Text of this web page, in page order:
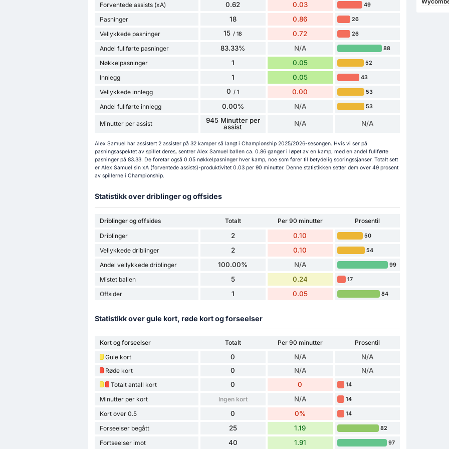
Forventede assists (xA) 0.62 0.03 49
Pasninger 18 0.86 26
Vellykkede pasninger 15 / 18 0.72 26
Andel fullførte pasninger 83.33% N/A 88
Nøkkelpasninger 1 0.05 52
Innlegg 1 0.05 43
Vellykkede innlegg 0 / 1 0.00 53
Andel fullførte innlegg 0.00% N/A 53
Minutter per assist
945 Minutter per
assist
N/A N/A
Alex Samuel har assistert 2 assister på 32 kamper så langt i Championship 2025/2026-sesongen. Hvis vi ser på
pasningsaspektet av spillet deres, sentrer Alex Samuel ballen ca. 0.86 ganger i løpet av en kamp, med en andel fullførte
pasninger på 83.33. De foretar også 0.05 nøkkelpasninger hver kamp, noe som fører til betydelig scoringssjanser. Totalt sett
er Alex Samuel sin xA (forventede assists)-produktivitet 0.03 per 90 minutter. Denne statistikken setter dem over 49 prosent
av spillerne i Championship.
Statistikk over driblinger og offsides
Driblinger og offsides Totalt Per 90 minutter
Prosentil
Driblinger
2 0.10 50
Vellykkede driblinger 2 0.10 54
Andel vellykkede driblinger 100.00% N/A 99
Mistet ballen 5 0.24 17
Offsider 1 0.05 84
Statistikk over gule kort, røde kort og forseelser
Kort og forseelser Totalt Per 90 minutter
Prosentil
Gule kort
0 N/A N/A
Røde kort 0 N/A N/A
Totalt antall kort 0 0 14
Minutter per kort Ingen kort N/A 14
Kort over 0.5 0 0% 14
Forseelser begått 25 1.19 82
Fortseelser imot 40 1.91 97